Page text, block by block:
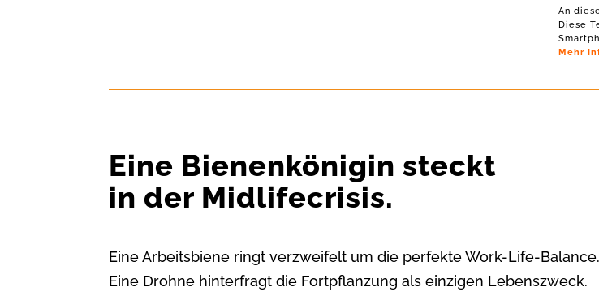
An
Diese
Mehr
Eine Bienenkönigin steckt
in der Midlifecrisis.
Eine Arbeitsbiene ringt verzweifelt um die perfekte Work-Life-Balance.
Eine Drohne hinterfragt die Fortpflanzung als einzigen Lebenszweck.